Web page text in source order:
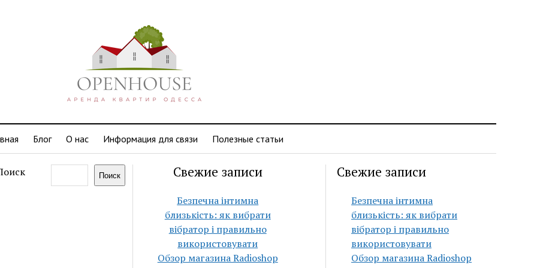
Блог О нас Информация для связи Полезные статьи
Поиск Свежие записи
Безпечна інтимна
близькість: як вибрати
вібратор і правильно
використовувати
Обзор магазина Radioshop
Свежие записи
Безпечна інтимна
близькість: як вибрати
вібратор і правильно
використовувати
Обзор магазина Radioshop